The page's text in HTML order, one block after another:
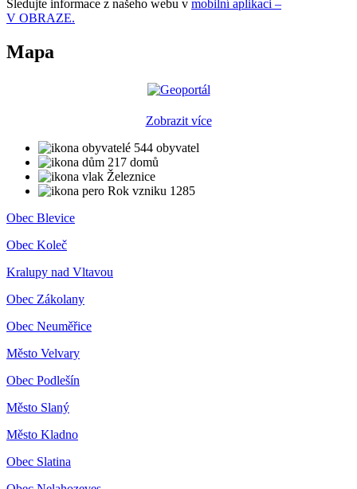
Sledujte informace z našeho webu v mobilní aplikaci –
V OBRAZE.
Mapa
Zobrazit více
544 obyvatel
217 domů
Železnice
Rok vzniku 1285
Obec Blevice
Obec Koleč
Kralupy nad Vltavou
Obec Zákolany
Obec Neuměřice
Město Velvary
Obec Podlešín
Město Slaný
Město Kladno
Obec Slatina